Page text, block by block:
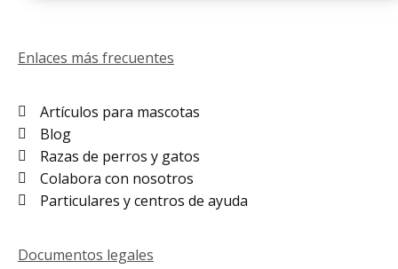
Enlaces más frecuentes
Artículos para mascotas
Blog
Razas de perros y gatos
Colabora con nosotros
Particulares y centros de ayuda
Documentos legales